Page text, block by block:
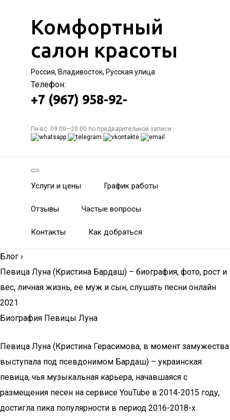
Комфортный
салон красоты
Россия, Владивосток, Русская улица
Телефон:
+7 (967) 958-92-
Пн-вс: 09:00—20:00 по предварительной записи
Услуги и цены График работы
Отзывы Частые вопросы
Контакты Как добраться
Блог ›
Певица Луна (Кристина Бардаш) – биография, фото, рост и
вес, личная жизнь, ее муж и сын, слушать песни онлайн
2021
Биография Певицы Луна
Певица Луна (Кристина Герасимова, в момент замужества
выступала под псевдонимом Бардаш) – украинская
певица, чья музыкальная карьера, начавшаяся с
размещения песен на сервисе YouTube в 2014-2015 году,
достигла пика популярности в период 2016-2018-х.